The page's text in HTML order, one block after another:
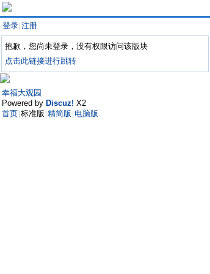
登录 注册
抱歉，您尚未登录，没有权限访问该版块
点击此链接进行跳转
幸福大观园
Powered by Discuz! X2
首页 标准版 精简版 电脑版